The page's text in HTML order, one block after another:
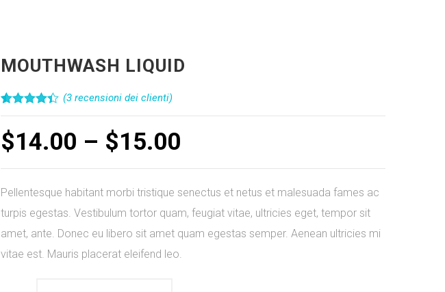
MOUTHWASH LIQUID
Valutato
su base
di
3
(3recensioni dei clienti)
$14.00 – $15.00
Pellentesque habitant morbi tristique senectus et netus et malesuada fames ac
turpis egestas. Vestibulum tortor quam, feugiat vitae, ultricies eget, tempor sit
amet, ante. Donec eu libero sit amet quam egestas semper. Aenean ultricies mi
vitae est. Mauris placerat eleifend leo.